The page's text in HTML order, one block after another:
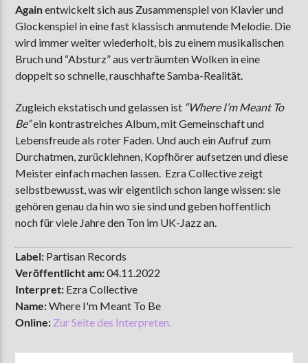
Againentwickelt sich aus Zusammenspiel von Klavier und
Glockenspiel in eine fast klassisch anmutende Melodie. Die
wird immer weiter wiederholt, bis zu einem musikalischen
Bruch und “Absturz” aus verträumten Wolken in eine
doppelt so schnelle, rauschhafte Samba-Realität.
Zugleich ekstatisch und gelassen ist “Where I’m Meant To
Be”ein kontrastreiches Album, mit Gemeinschaft und
Lebensfreude als roter Faden. Und auch ein Aufruf zum
Durchatmen, zurücklehnen, Kopfhörer aufsetzen und diese
Meister einfach machen lassen. Ezra Collective zeigt
selbstbewusst, was wir eigentlich schon lange wissen: sie
gehören genau da hin wo sie sind und geben hoffentlich
noch für viele Jahre den Ton im UK-Jazz an.
Label: Partisan Records
Veröffentlicht am:04.11.2022
Interpret: Ezra Collective
Name:Where I'm Meant To Be
Online: Zur Seite des Interpreten.